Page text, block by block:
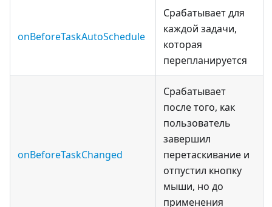
onBeforeTaskAutoSchedule
Срабатывает для
каждой задачи,
которая
перепланируется
onBeforeTaskChanged
Срабатывает
после того, как
пользователь
завершил
перетаскивание и
отпустил кнопку
мыши, но до
применения